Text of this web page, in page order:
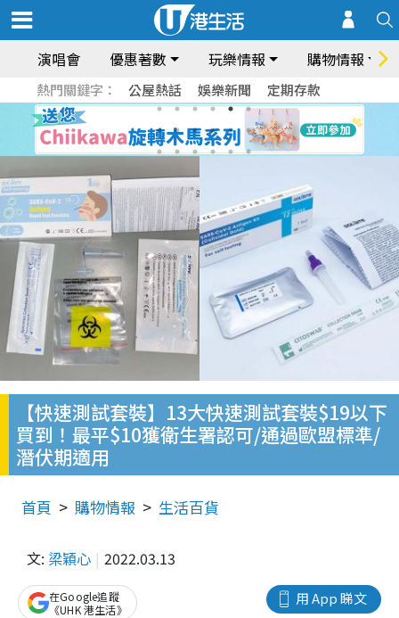
演唱會 優惠著數 玩樂情報 購物情報
熱門關鍵字： 公屋熱話 娛樂新聞 定期存款
【快速測試套裝】13大快速測試套裝$19以下
買到！最平$10獲衛生署認可/通過歐盟標準/
潛伏期適用
首頁 購物情報 生活百貨
文: 梁穎心 2022.03.13
用 App 睇文
在Google追蹤
《UHK 港生活》